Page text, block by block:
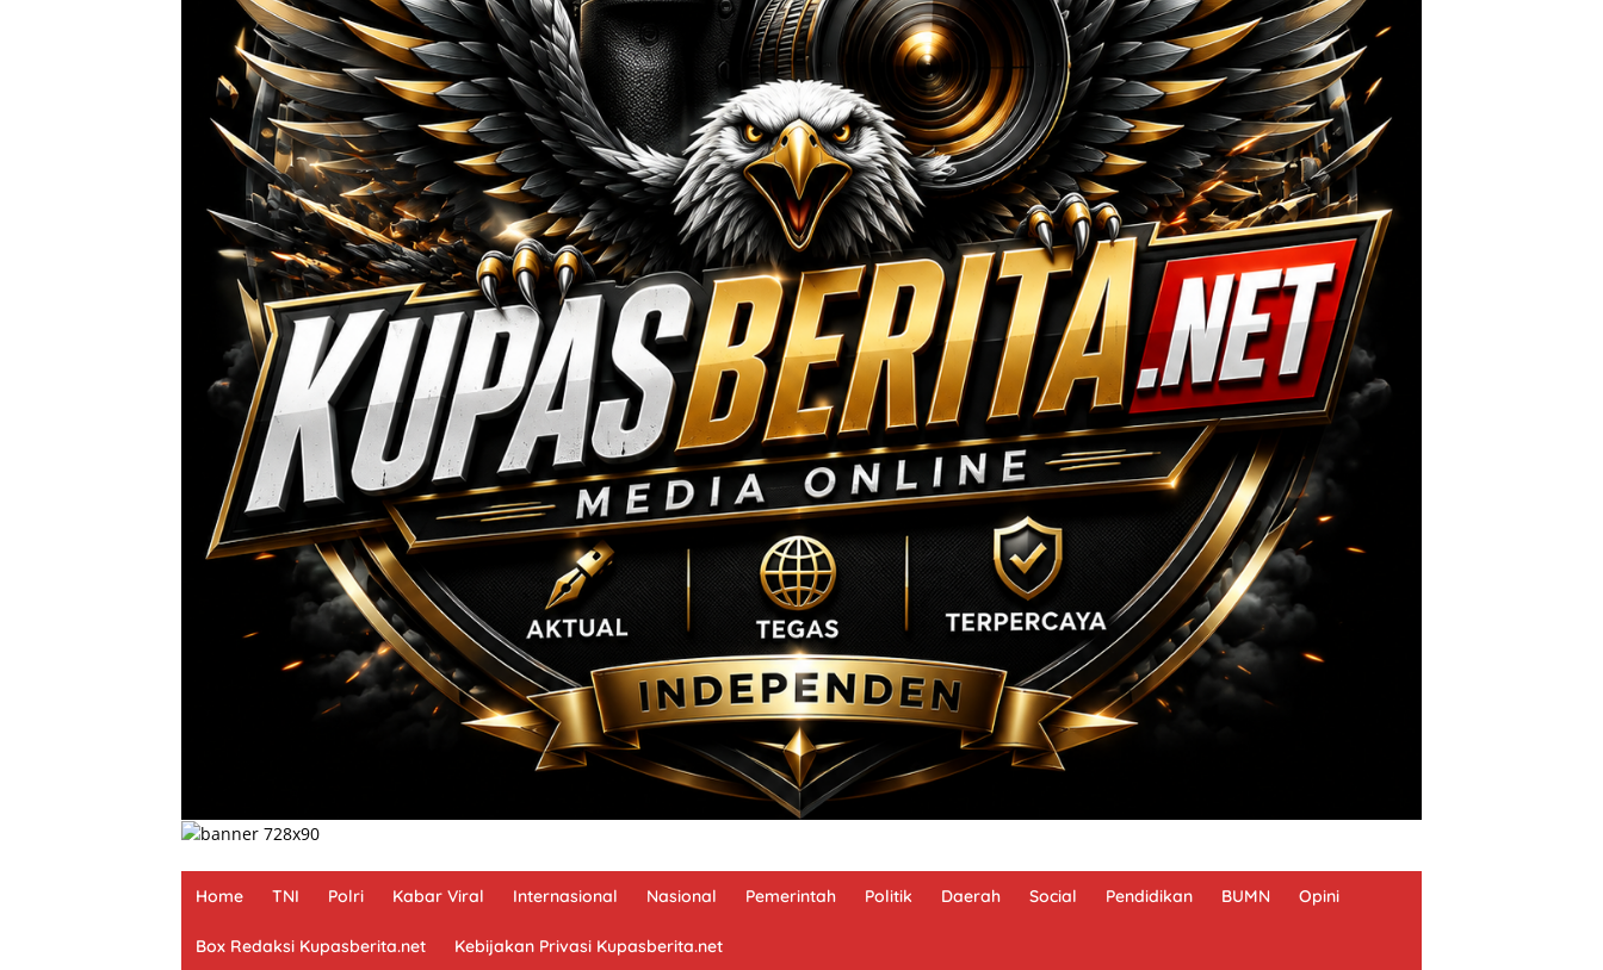
Home TNI Polri Kabar Viral Internasional Nasional Pemerintah Politik Daerah Social Pendidikan BUMN Opini
Box Redaksi Kupasberita.net Kebijakan Privasi Kupasberita.net